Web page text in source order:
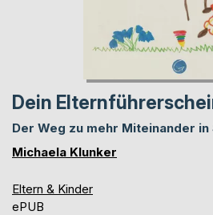
Dein
Der Weg zu mehr Miteinander in
Michaela Klunker
Eltern & Kinder
ePUB